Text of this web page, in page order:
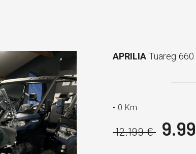
APRILIA Tuareg
• 0 Km
12.199 €